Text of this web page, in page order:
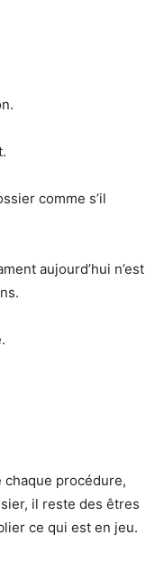
comme s’il
aujourd’hui n’est
procédure,
il reste des êtres
ce qui est en jeu.